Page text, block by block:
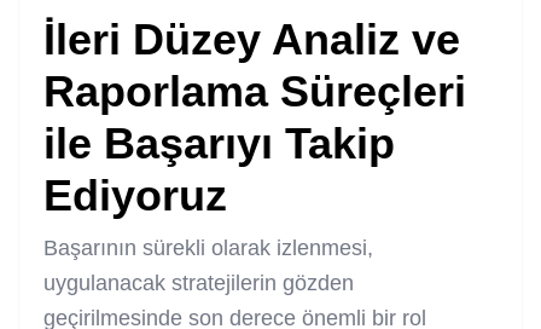
İleri Düzey Analiz ve
Raporlama Süreçleri
ile Başarıyı Takip
Ediyoruz
Başarının sürekli olarak izlenmesi,
uygulanacak stratejilerin gözden
geçirilmesinde son derece önemli bir rol